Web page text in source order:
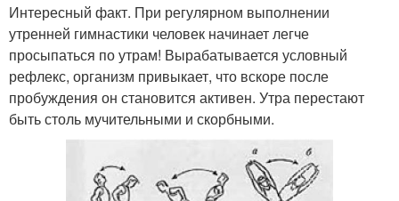
Интересный факт. При регулярном выполнении
утренней гимнастики человек начинает легче
просыпаться по утрам! Вырабатывается условный
рефлекс, организм привыкает, что вскоре после
пробуждения он становится активен. Утра перестают
быть столь мучительными и скорбными.